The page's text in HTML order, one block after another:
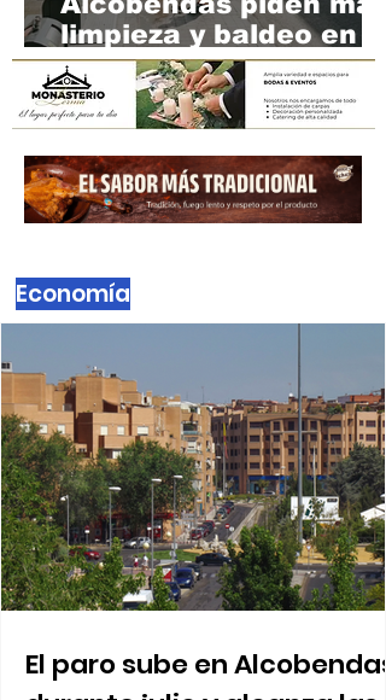
Vecinos de
Alcobendas piden más
limpieza y baldeo en
las calles
Sociedad
Economía